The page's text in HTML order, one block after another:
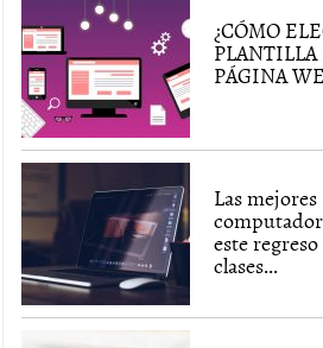
¿CÓMO
PÁGINA
Las mejores
este
clases...